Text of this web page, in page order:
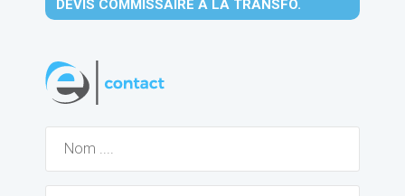
DEVIS COMMISSAIRE À LA TRANSFO.